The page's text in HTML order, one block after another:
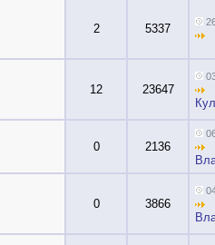
2 5337
12 23647
0 2136
0 3866